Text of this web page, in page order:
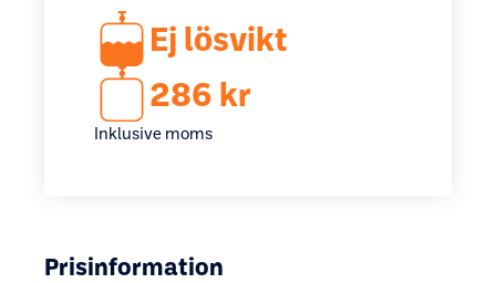
Ej lösvikt
286 kr
Inklusive moms
Prisinformation